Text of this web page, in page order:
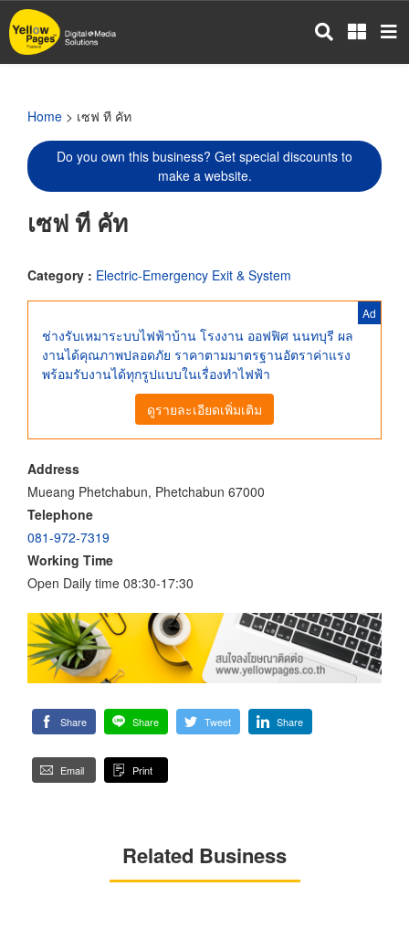
Skip
to
main
Home > เซฟ ที คัท
Do you own this business? Get special discounts to
make a website.
เซฟ ที คัท
Category : Electric-Emergency Exit & System
Ad
ช่างรับเหมาระบบไฟฟ้าบ้าน โรงงาน ออฟฟิศ นนทบุรี ผล
งานได้คุณภาพปลอดภัย ราคาตามมาตรฐานอัตราค่าแรง
พร้อมรับงานได้ทุกรูปแบบในเรื่องทำไฟฟ้า
ดูรายละเอียดเพิ่มเติม
Address
Mueang Phetchabun, Phetchabun 67000
Telephone
081-972-7319
Working Time
Open Daily time 08:30-17:30
Share Share Tweet Share
Email Print
Related Business